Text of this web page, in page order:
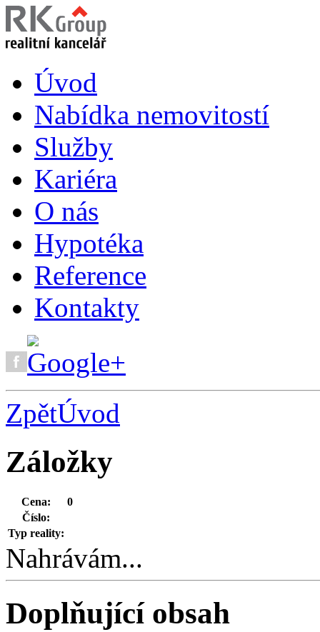
Úvod
Nabídka nemovitostí
Služby
Kariéra
O nás
Hypotéka
Reference
Kontakty
ZpětÚvod
Záložky
Cena:
0
Číslo:
Typ reality:
Nahrávám...
Doplňující obsah